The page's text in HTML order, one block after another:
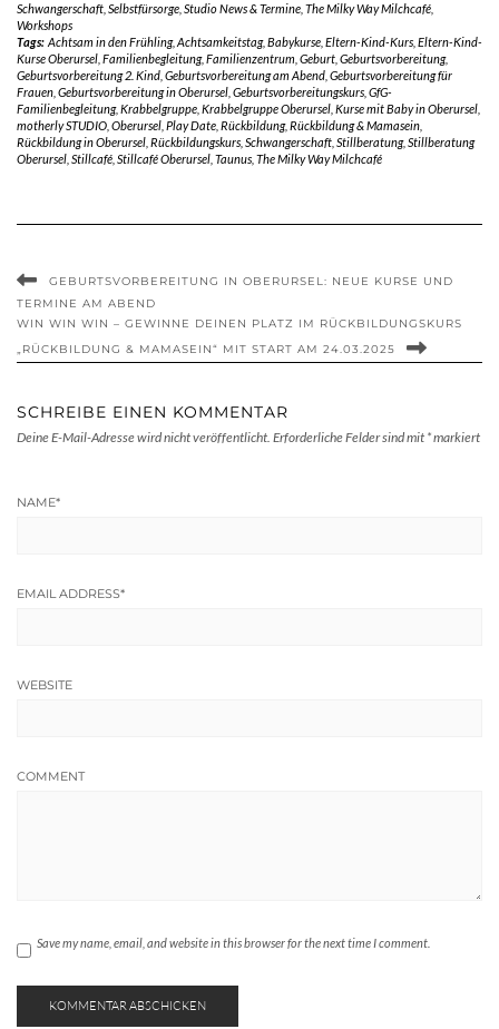
Schwangerschaft Selbstfürsorge Studio News & Termine The Milky Way Milchcafé
Workshops
Tags: Achtsam in den Frühling, Achtsamkeitstag, Babykurse, Eltern-Kind-Kurs, Eltern-Kind-
Kurse Oberursel Familienbegleitung, Familienzentrum Geburt Geburtsvorbereitung,
Geburtsvorbereitung 2. Kind Geburtsvorbereitung am Abend Geburtsvorbereitung für
Frauen Geburtsvorbereitung in Oberursel Geburtsvorbereitungskurs GfG-
Familienbegleitung, Krabbelgruppe Krabbelgruppe Oberursel Kurse mit Baby in Oberursel
motherly STUDIO Oberursel Play Date Rückbildung, Rückbildung & Mamasein
Rückbildung in Oberursel Rückbildungskurs Schwangerschaft Stillberatung, Stillberatung
Oberursel Stillcafé Stillcafé Oberursel Taunus The Milky Way Milchcafé
GEBURTSVORBEREITUNG IN OBERURSEL: NEUE KURSE UND
TERMINE AM ABEND
WIN WIN WIN – GEWINNE DEINEN PLATZ IM RÜCKBILDUNGSKURS
„RÜCKBILDUNG & MAMASEIN“ MIT START AM 24.03.2025
SCHREIBE EINEN KOMMENTAR
Deine E-Mail-Adresse wird nicht veröffentlicht. Erforderliche Felder sind mit *markiert
NAME*
EMAIL ADDRESS*
WEBSITE
COMMENT
Save my name, email, and website in this browser for the next time I comment.